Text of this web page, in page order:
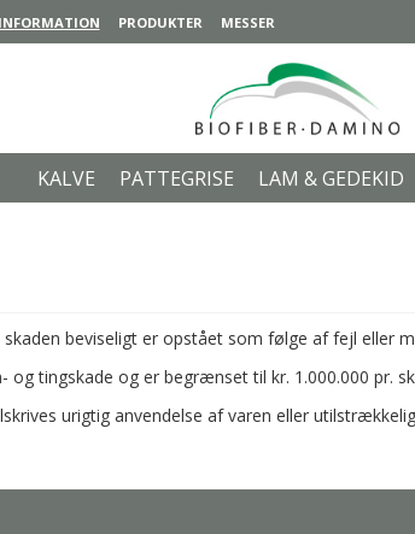
INFORMATION PRODUKTER MESSER
KALVE PATTEGRISE LAM & GEDEKID
beviseligt er opstået som følge af fejl eller
tingskade og er begrænset til kr. 1.000.000 pr.
urigtig anvendelse af varen eller